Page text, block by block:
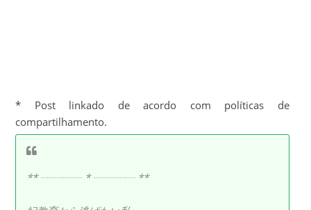
* Post linkado de acordo com políticas de
compartilhamento.
** ┈┈┈┈ * ┈┈┈┈ **